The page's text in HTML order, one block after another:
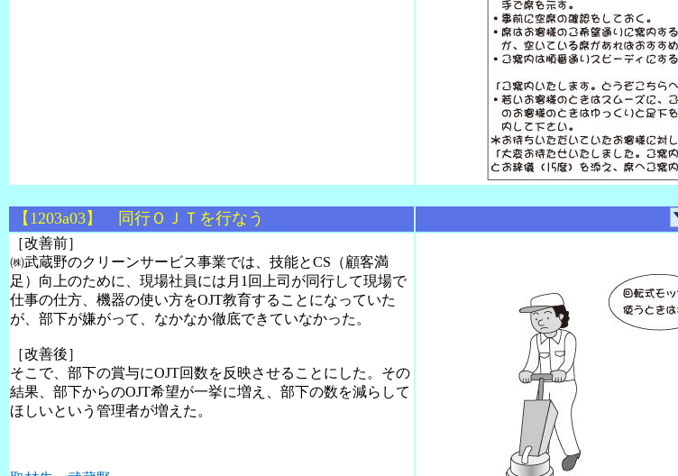
【1203a03】 同行ＯＪＴを行なう
［改善前］
㈱武蔵野のクリーンサービス事業では、技能とCS （顧客満
足）向上のために、現場社員には月 1 回上司が同行して現場で
仕事の仕方、機器の使い方をOJT教育することになっていた
が、部下が嫌がって、なかなか徹底できていなかった。
［改善後］
そこで、部下の賞与にOJT回数を反映させることにした。その
結果、部下からのOJT希望が一挙に増え、部下の数を減らして
ほしいという管理者が増えた。